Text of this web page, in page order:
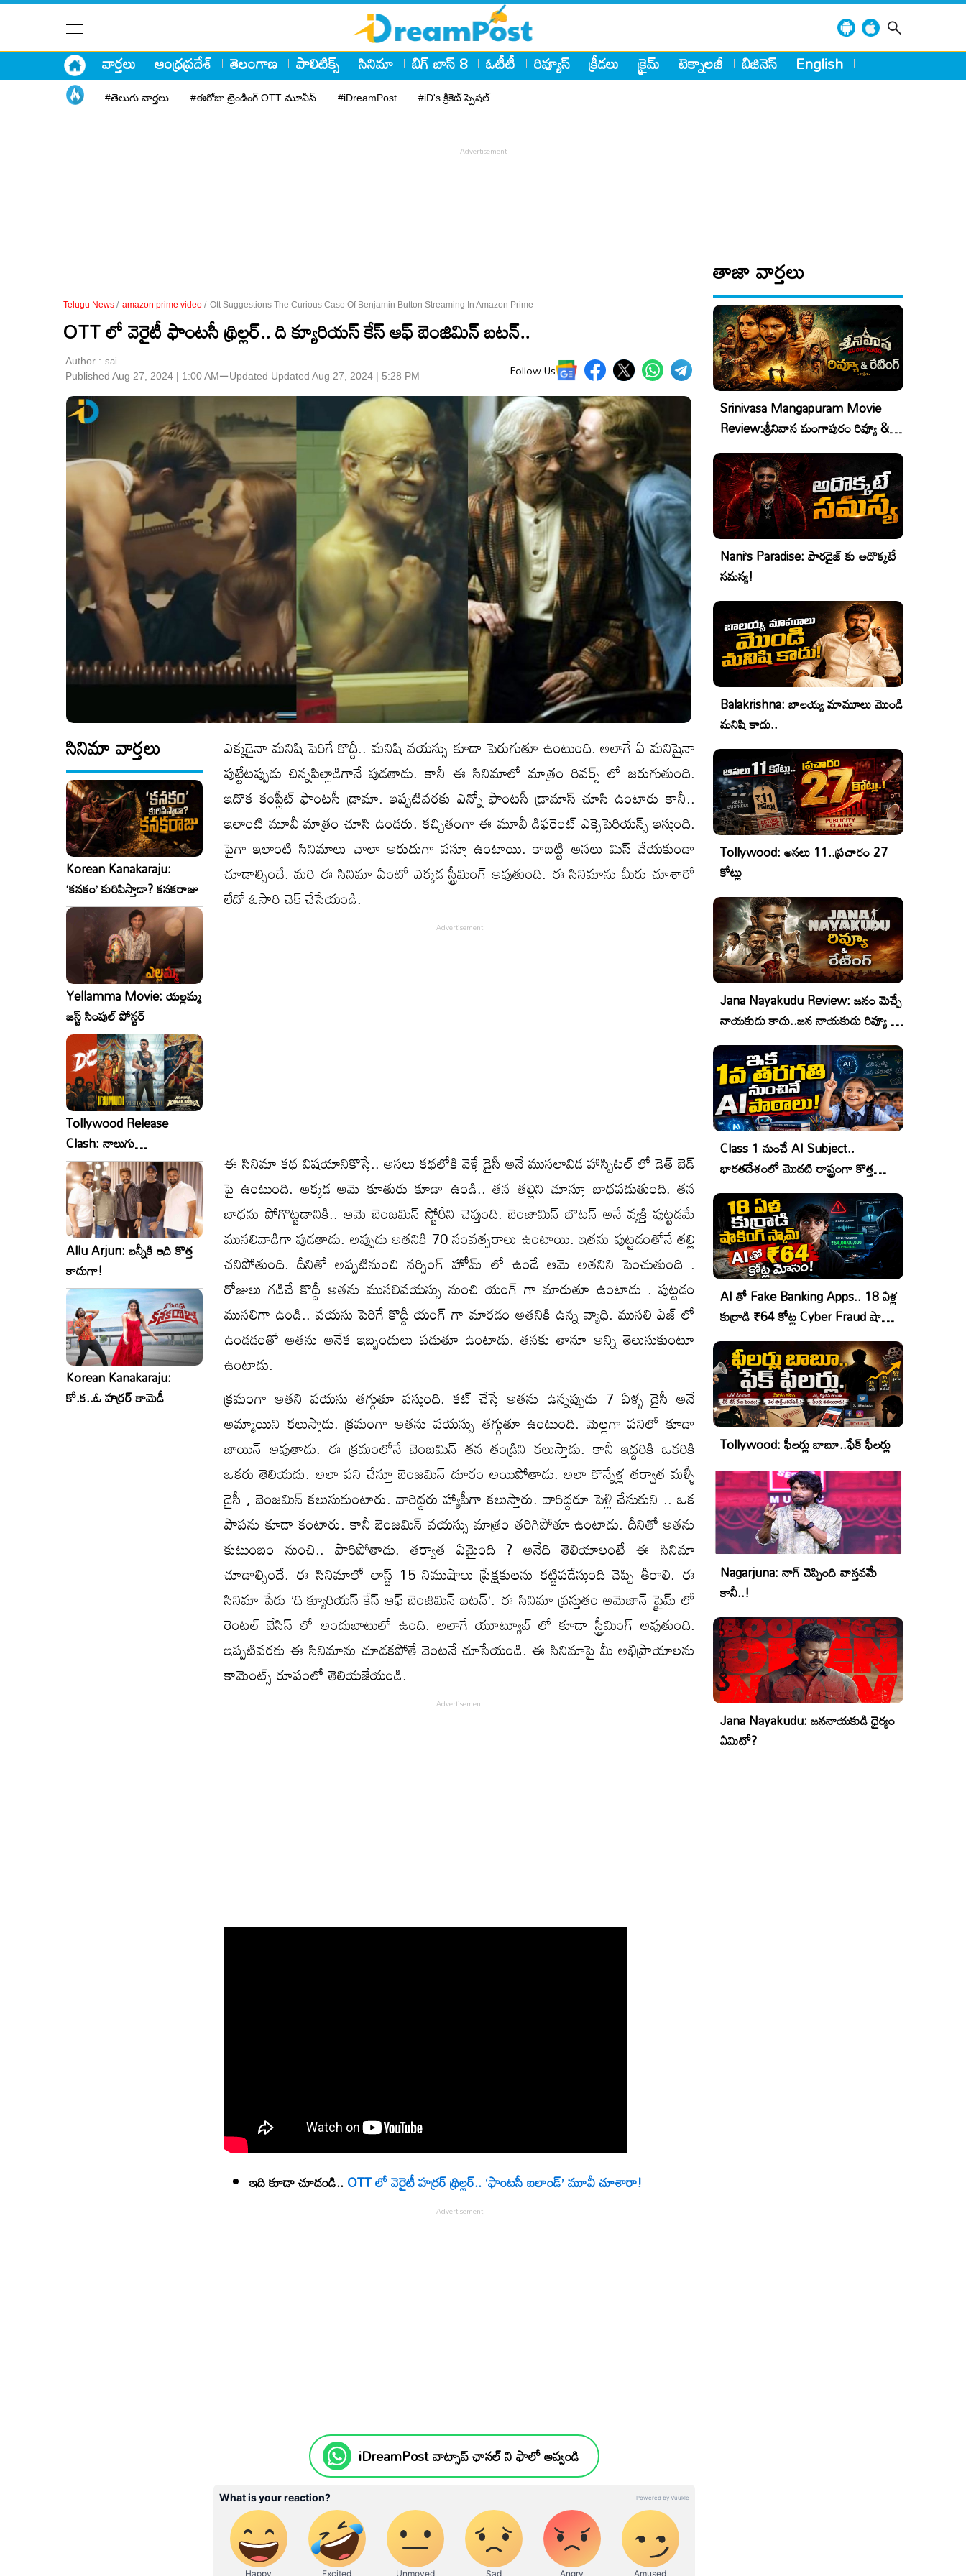
వార్తలు ఆంధ్రప్రదేశ్ తెలంగాణ పాలిటిక్స్ సినిమా బిగ్ బాస్ 8 ఓటీటీ రివ్యూస్ క్రీడలు క్రైమ్ టెక్నాలజీ బిజినెస్ English
#తెలుగు వార్తలు #ఈరోజు ట్రెండింగ్ OTT మూవీస్ #iDreamPost #iD's క్రికెట్ స్పెషల్
Telugu News / amazon prime video / Ott Suggestions The Curious Case Of Benjamin Button Streaming In Amazon Prime
OTT లో వెరైటీ ఫాంటసీ థ్రిల్లర్.. ది క్యూరియస్ కేస్ ఆఫ్ బెంజిమిన్ బటన్..
Author : sai
Published Aug 27, 2024 | 1:00 AM⚊Updated Updated Aug 27, 2024 | 5:28 PM Follow Us
సినిమా వార్తలు
Korean Kanakaraju:
‘కనకం’ కురిపిస్తాడా? కనకరాజు
Yellamma Movie: యల్లమ్మ
జస్ట్ సింపుల్ పోస్టర్
Tollywood Release
Clash: నాలుగు
సినిమాలు..ఒకేసారి..ఎందుకో?
Allu Arjun: బన్నీకి ఇది కొత్త
కాదుగా!
Korean Kanakaraju:
కో.క..ఓ హర్రర్ కామెడీ
ఎక్కడైనా మనిషి పెరిగే కొద్దీ.. మనిషి వయస్సు కూడా పెరుగుతూ ఉంటుంది. అలాగే ఏ మనిషైనా
పుట్టేటప్పుడు చిన్నపిల్లాడిగానే పుడతాడు. కానీ ఈ సినిమాలో మాత్రం రివర్స్ లో జరుగుతుంది.
ఇదొక కంప్లీట్ ఫాంటసీ డ్రామా. ఇప్పటివరకు ఎన్నో ఫాంటసీ డ్రామాస్ చూసి ఉంటారు కానీ..
ఇలాంటి మూవీ మాత్రం చూసి ఉండరు. కచ్చితంగా ఈ మూవీ డిఫరెంట్ ఎక్సెపెరియన్స్ ఇస్తుంది.
పైగా ఇలాంటి సినిమాలు చాలా అరుదుగా వస్తూ ఉంటాయి. కాబట్టి అసలు మిస్ చేయకుండా
చూడాల్సిందే. మరి ఈ సినిమా ఏంటో ఎక్కడ స్ట్రీమింగ్ అవుతుంది. ఈ సినిమాను మీరు చూశారో
లేదో ఓసారి చెక్ చేసేయండి.
ఈ సినిమా కథ విషయానికొస్తే.. అసలు కథలోకి వెళ్తే డైసీ అనే ముసలావిడ హాస్పిటల్ లో డెత్ బెడ్
పై ఉంటుంది. అక్కడ ఆమె కూతురు కూడా ఉండి.. తన తల్లిని చూస్తూ బాధపడుతుంది. తన
బాధను పోగొట్టడానికి.. ఆమె బెంజమిన్ స్టోరీని చెప్తుంది. బెంజామిన్ బొటన్ అనే వ్యక్తి పుట్టడమే
ముసలివాడిగా పుడతాడు. అప్పుడు అతనికి 70 సంవత్సరాలు ఉంటాయి. ఇతను పుట్టడంతోనే తల్లి
చనిపోతుంది. దీనితో అప్పటినుంచి నర్సింగ్ హోమ్ లో ఉండే ఆమె అతనిని పెంచుతుంది .
రోజులు గడిచే కొద్దీ అతను ముసలివయస్సు నుంచి యంగ్ గా మారుతూ ఉంటాడు . పుట్టడం
ముసలిగా ఉండి.. వయసు పెరిగే కొద్దీ యంగ్ గా మారడం అతనికి ఉన్న వ్యాధి. ముసలి ఏజ్ లో
ఉండడంతో అతను అనేక ఇబ్బందులు పడుతూ ఉంటాడు. తనకు తానూ అన్ని తెలుసుకుంటూ
ఉంటాడు.
క్రమంగా అతని వయసు తగ్గుతూ వస్తుంది. కట్ చేస్తే అతను ఉన్నప్పుడు 7 ఏళ్ళ డైసీ అనే
అమ్మాయిని కలుస్తాడు. క్రమంగా అతను వయస్సు తగ్గుతూ ఉంటుంది. మెల్లగా పనిలో కూడా
జాయిన్ అవుతాడు. ఈ క్రమంలోనే బెంజమిన్ తన తండ్రిని కలుస్తాడు. కానీ ఇద్దరికి ఒకరికి
ఒకరు తెలియదు. అలా పని చేస్తూ బెంజమిన్ దూరం అయిపోతాడు. అలా కొన్నేళ్ల తర్వాత మళ్ళీ
డైసీ , బెంజమిన్ కలుసుకుంటారు. వారిద్దరు హ్యాపీగా కలుస్తారు. వారిద్దరూ పెళ్లి చేసుకుని .. ఒక
పాపను కూడా కంటారు. కానీ బెంజమిన్ వయస్సు మాత్రం తరిగిపోతూ ఉంటాడు. దీనితో అతను
కుటుంబం నుంచి.. పారిపోతాడు. తర్వాత ఏమైంది ? అనేది తెలియాలంటే ఈ సినిమా
చూడాల్సిందే. ఈ సినిమాలో లాస్ట్ 15 నిముషాలు ప్రేక్షకులను కట్టిపడేస్తుంది చెప్పి తీరాలి. ఈ
సినిమా పేరు ‘ది క్యూరియస్ కేస్ ఆఫ్ బెంజిమిన్ బటన్’. ఈ సినిమా ప్రస్తుతం అమెజాన్ ప్రైమ్ లో
రెంటల్ బేసిస్ లో అందుబాటులో ఉంది. అలాగే యూట్యూబ్ లో కూడా స్ట్రీమింగ్ అవుతుంది.
ఇప్పటివరకు ఈ సినిమాను చూడకపోతే వెంటనే చూసేయండి. ఈ సినిమాపై మీ అభిప్రాయాలను
కామెంట్స్ రూపంలో తెలియజేయండి.
ఇది కూడా చూడండి..OTT లో వెరైటీ హర్రర్ థ్రిల్లర్.. ‘ఫాంటసీ ఐలాండ్’ మూవీ చూశారా!
iDreamPost వాట్సాప్ ఛానల్ ని ఫాలో అవ్వండి
తాజా వార్తలు
Srinivasa Mangapuram Movie
Review:శ్రీనివాస మంగాపురం రివ్యూ &
రేటింగ్
Nani’s Paradise: పారడైజ్ కు అదొక్కటే
సమస్య!
Balakrishna: బాలయ్య మామూలు మొండి
మనిషి కాదు..
Tollywood: అసలు 11..ప్రచారం 27
కోట్లు
Jana Nayakudu Review: జనం మెచ్చే
నాయకుడు కాదు..జన నాయకుడు రివ్యూ &
రేటింగ్!
Class 1 నుంచే AI Subject..
భారతదేశంలో మొదటి రాష్ట్రంగా కొత్త
చరిత్ర!
AI తో Fake Banking Apps.. 18 ఏళ్ల
కుర్రాడి ₹64 కోట్ల Cyber Fraud షాకింగ్
ఆపరేషన్!
Tollywood: ఫీలర్లు బాబూ..ఫేక్ ఫీలర్లు
Nagarjuna: నాగ్ చెప్పింది వాస్తవమే
కానీ..!
Jana Nayakudu: జననాయకుడి ధైర్యం
ఏమిటో?